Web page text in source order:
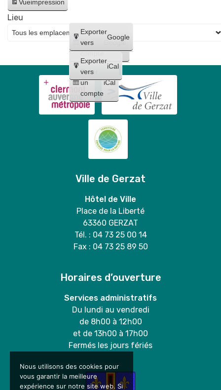
Vueimpression
Créer
un
compte
Google
Créer
un
compte
iCal
Exporter
vers
Google
Exporter
vers
iCal
Lieu
Ville de Gerzat
Hôtel de Ville
Place de la Liberté
63360 GERZAT
Tél. : 04 73 25 00 14
Fax : 04 73 25 89 50
Horaires d’ouverture
Services administratifs
Du lundi au vendredi
de 8h00 à 12h00
et de 13h00 à 17h00
Fermés les jours fériés
Nous utilisons des cookies pour
vous garantir la meilleure
expérience sur notre site web. Si